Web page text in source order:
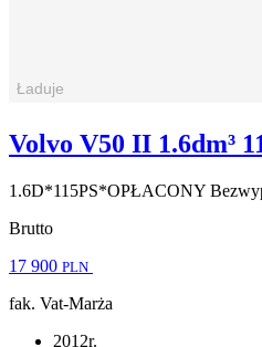
Volvo V50 II 1.6dm³
1.6D*115PS*OPŁACONY
Brutto
17 900 PLN
fak. Vat-Marża
2012r.